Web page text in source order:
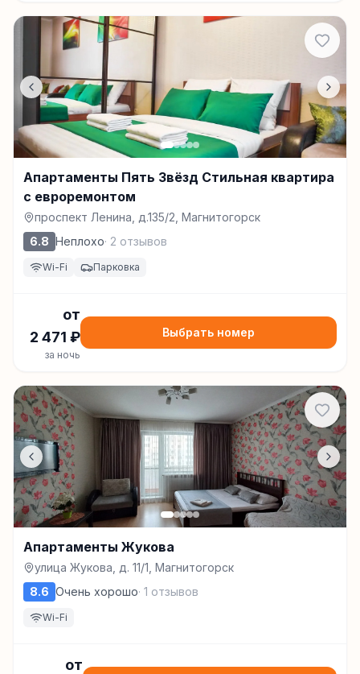
Апартаменты Пять Звёзд Стильная квартира
с евроремонтом
проспект Ленина, д.135/2, Магнитогорск
6.8 Неплохо· 2 отзывов
Wi-Fi Парковка
от
2 471 ₽
за ночь
Выбрать номер
Апартаменты Жукова
улица Жукова, д. 11/1, Магнитогорск
8.6 Очень хорошо· 1 отзывов
Wi-Fi
от